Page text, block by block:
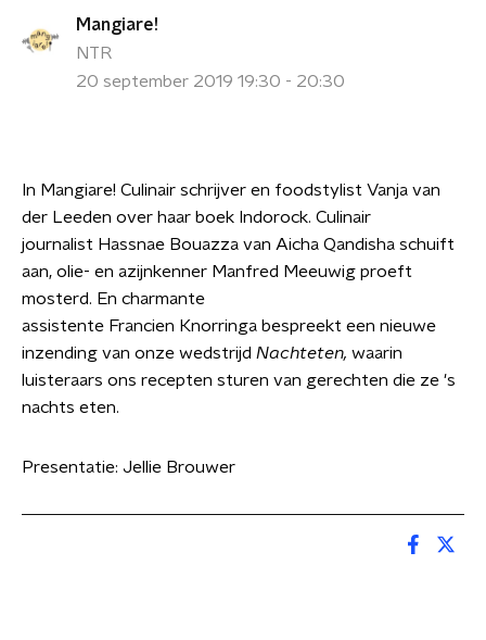
Mangiare!
NTR
20 september 2019 19:30 - 20:30
In Mangiare! Culinair schrijver en foodstylist Vanja van
der Leeden over haar boek Indorock. Culinair
journalist Hassnae Bouazza van Aicha Qandisha schuift
aan, olie- en azijnkenner Manfred Meeuwig proeft
mosterd. En charmante
assistente Francien Knorringa bespreekt een nieuwe
inzending van onze wedstrijd Nachteten, waarin
luisteraars ons recepten sturen van gerechten die ze 's
nachts eten.
Presentatie: Jellie Brouwer